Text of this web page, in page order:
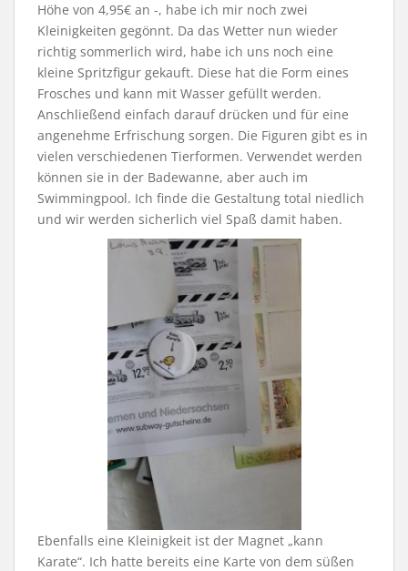
Höhe von 4,95€ an -, habe ich mir noch zwei
Kleinigkeiten gegönnt. Da das Wetter nun wieder
richtig sommerlich wird, habe ich uns noch eine
kleine Spritzfigur gekauft. Diese hat die Form eines
Frosches und kann mit Wasser gefüllt werden.
Anschließend einfach darauf drücken und für eine
angenehme Erfrischung sorgen. Die Figuren gibt es in
vielen verschiedenen Tierformen. Verwendet werden
können sie in der Badewanne, aber auch im
Swimmingpool. Ich finde die Gestaltung total niedlich
und wir werden sicherlich viel Spaß damit haben.
Ebenfalls eine Kleinigkeit ist der Magnet „kann
Karate“. Ich hatte bereits eine Karte von dem süßen